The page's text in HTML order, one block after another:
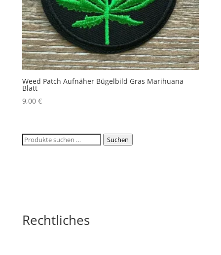
Weed Patch Aufnäher Bügelbild Gras Marihuana
Blatt
9,00 €
Suchen
Suchen
Rechtliches